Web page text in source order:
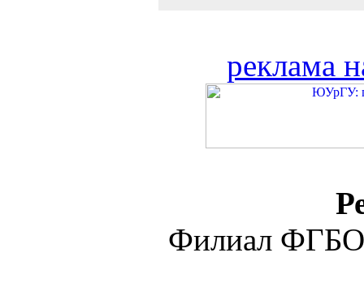
реклама
Филиал